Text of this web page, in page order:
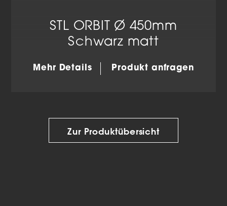
STL ORBIT Ø 450mm
Schwarz matt
Mehr Details Produkt anfragen
Zur Produktübersicht